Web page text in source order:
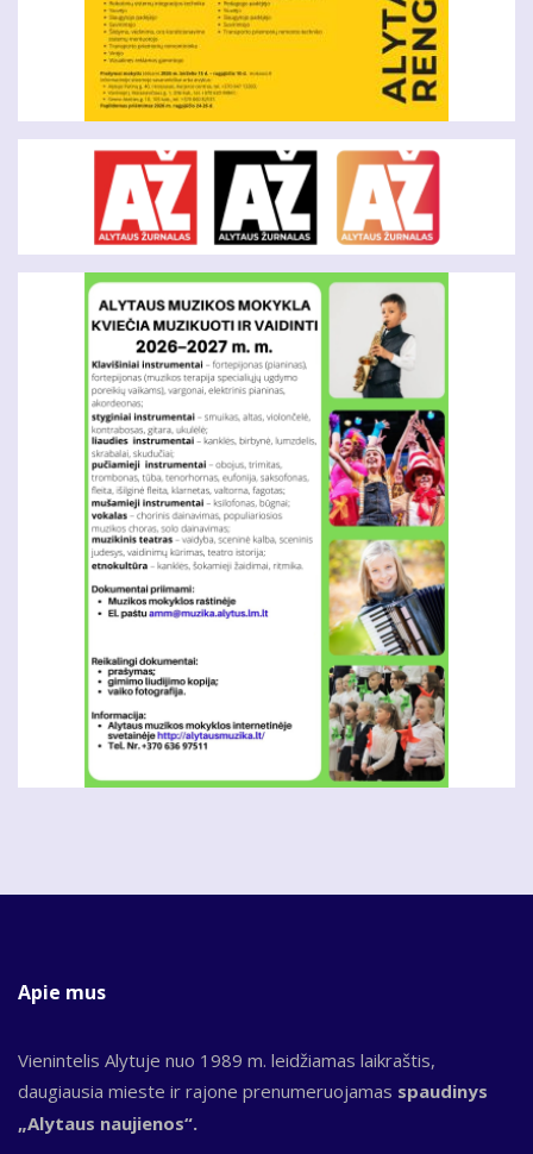
Apie mus
Vienintelis Alytuje nuo 1989 m. leidžiamas laikraštis,
daugiausia mieste ir rajone prenumeruojamas spaudinys
„Alytaus naujienos“.